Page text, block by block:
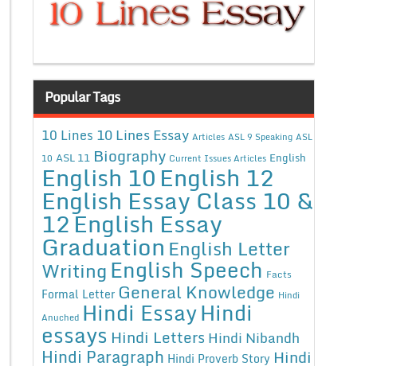
Popular Tags
10 Lines 10 Lines Essay Articles ASL 9 Speaking ASL
10 ASL 11 Biography Current Issues Articles English
English 10English 12
English Essay Class 10 &
12English Essay
Graduation English Letter
WritingEnglish Speech Facts
Formal Letter General Knowledge Hindi
Anuched Hindi EssayHindi
essays Hindi Letters Hindi Nibandh
Hindi Paragraph Hindi Proverb Story Hindi